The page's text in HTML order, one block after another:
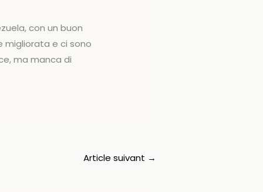
con un buon
e ci sono
ma manca di
Article suivant →